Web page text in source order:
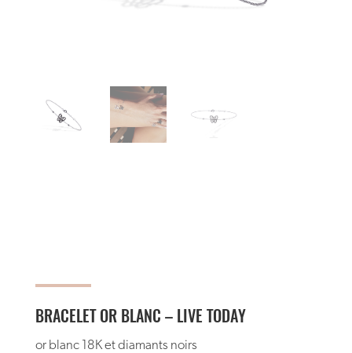
BRACELET OR BLANC – LIVE TODAY
or blanc 18K et diamants noirs